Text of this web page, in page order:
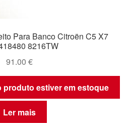
Para Banco Citroën C5 X7
8216TW
91.00 €
estiver em estoque
Ler mais